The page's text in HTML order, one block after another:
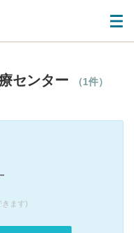
センター （1件）
きます)